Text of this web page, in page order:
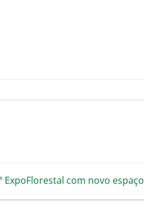
ExpoFlorestal com novo espaço